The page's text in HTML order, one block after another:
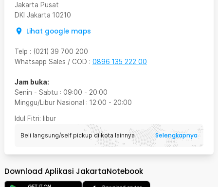
Jakarta Pusat
DKI Jakarta 10210
Lihat google maps
Telp : (021) 39 700 200
Whatsapp Sales / COD : 0896 135 222 00
Jam buka:
Senin - Sabtu : 09:00 - 20:00
Minggu/Libur Nasional : 12:00 - 20:00
Idul Fitri: libur
Beli langsung/self pickup di kota lainnya Selengkapnya
Download Aplikasi JakartaNotebook